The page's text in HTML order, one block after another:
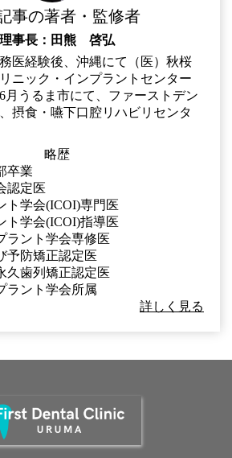
事の著者・監修者
理事長：田熊 啓弘
医経験後、沖縄にて（医）秋桜
ニック・インプラントセンター
月うるま市にて、ファーストデン
摂食・嚥下口腔リハビリセンタ
略歴
卒業
認定医
ト学会(ICOI)専門医
ト学会(ICOI)指導医
ラント学会専修医
予防矯正認定医
久歯列矯正認定医
ラント学会所属
詳しく見る